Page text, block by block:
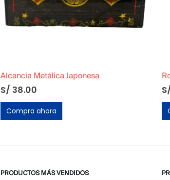
Alcancia Metálica Japonesa
S/ 38.00
Compra ahora
PRODUCTOS MÁS VENDIDOS